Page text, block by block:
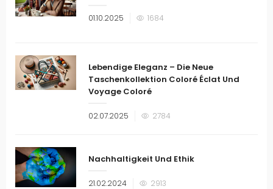
Veröffentlicht
01.10.2025 1684
Lebendige Eleganz – Die Neue
Taschenkollektion Coloré Éclat Und
Voyage Coloré
Veröffentlicht
02.07.2025 2784
Nachhaltigkeit Und Ethik
Veröffentlicht
21.02.2024 2913